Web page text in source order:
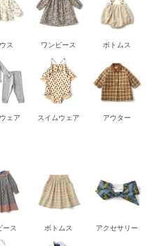
ス ワンピース ボトムス
ェア スイムウェア アウター
ース ボトムス アクセサリー